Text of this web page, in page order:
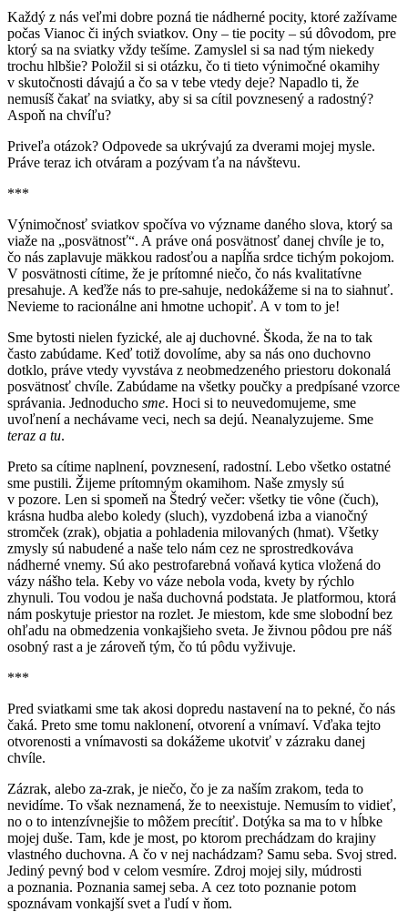
Každý z nás veľmi dobre pozná tie nádherné pocity, ktoré zažívame
počas Vianoc či iných sviatkov. Ony – tie pocity – sú dôvodom, pre
ktorý sa na sviatky vždy tešíme. Zamyslel si sa nad tým niekedy
trochu hlbšie? Položil si si otázku, čo ti tieto výnimočné okamihy
v skutočnosti dávajú a čo sa v tebe vtedy deje? Napadlo ti, že
nemusíš čakať na sviatky, aby si sa cítil povznesený a radostný?
Aspoň na chvíľu?
Priveľa otázok? Odpovede sa ukrývajú za dverami mojej mysle.
Práve teraz ich otváram a pozývam ťa na návštevu.
***
Výnimočnosť sviatkov spočíva vo význame daného slova, ktorý sa
viaže na „posvätnosť“. A práve oná posvätnosť danej chvíle je to,
čo nás zaplavuje mäkkou radosťou a napĺňa srdce tichým pokojom.
V posvätnosti cítime, že je prítomné niečo, čo nás kvalitatívne
presahuje. A keďže nás to pre-sahuje, nedokážeme si na to siahnuť.
Nevieme to racionálne ani hmotne uchopiť. A v tom to je!
Sme bytosti nielen fyzické, ale aj duchovné. Škoda, že na to tak
často zabúdame. Keď totiž dovolíme, aby sa nás ono duchovno
dotklo, práve vtedy vyvstáva z neobmedzeného priestoru dokonalá
posvätnosť chvíle. Zabúdame na všetky poučky a predpísané vzorce
správania. Jednoducho sme. Hoci si to neuvedomujeme, sme
uvoľnení a nechávame veci, nech sa dejú. Neanalyzujeme. Sme
teraz a tu.
Preto sa cítime naplnení, povznesení, radostní. Lebo všetko ostatné
sme pustili. Žijeme prítomným okamihom. Naše zmysly sú
v pozore. Len si spomeň na Štedrý večer: všetky tie vône (čuch),
krásna hudba alebo koledy (sluch), vyzdobená izba a vianočný
stromček (zrak), objatia a pohladenia milovaných (hmat). Všetky
zmysly sú nabudené a naše telo nám cez ne sprostredkováva
nádherné vnemy. Sú ako pestrofarebná voňavá kytica vložená do
vázy nášho tela. Keby vo váze nebola voda, kvety by rýchlo
zhynuli. Tou vodou je naša duchovná podstata. Je platformou, ktorá
nám poskytuje priestor na rozlet. Je miestom, kde sme slobodní bez
ohľadu na obmedzenia vonkajšieho sveta. Je živnou pôdou pre náš
osobný rast a je zároveň tým, čo tú pôdu vyživuje.
***
Pred sviatkami sme tak akosi dopredu nastavení na to pekné, čo nás
čaká. Preto sme tomu naklonení, otvorení a vnímaví. Vďaka tejto
otvorenosti a vnímavosti sa dokážeme ukotviť v zázraku danej
chvíle.
Zázrak, alebo za-zrak, je niečo, čo je za naším zrakom, teda to
nevidíme. To však neznamená, že to neexistuje. Nemusím to vidieť,
no o to intenzívnejšie to môžem precítiť. Dotýka sa ma to v hĺbke
mojej duše. Tam, kde je most, po ktorom prechádzam do krajiny
vlastného duchovna. A čo v nej nachádzam? Samu seba. Svoj stred.
Jediný pevný bod v celom vesmíre. Zdroj mojej sily, múdrosti
a poznania. Poznania samej seba. A cez toto poznanie potom
spoznávam vonkajší svet a ľudí v ňom.